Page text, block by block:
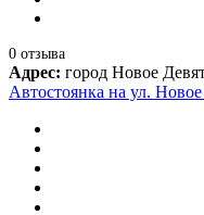
0 отзыва
Адрес: город Новое
Автостоянка на ул.